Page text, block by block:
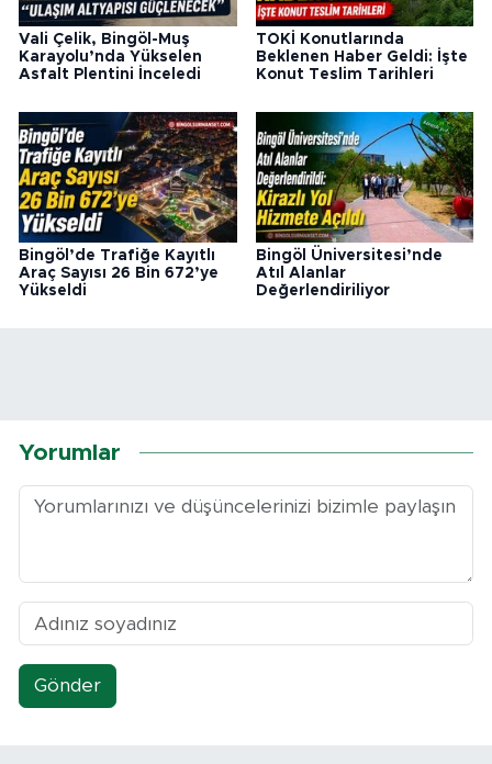
Vali Çelik, Bingöl-Muş
Karayolu’nda Yükselen
Asfalt Plentini İnceledi
TOKİ Konutlarında
Beklenen Haber Geldi: İşte
Konut Teslim Tarihleri
Bingöl’de Trafiğe Kayıtlı
Araç Sayısı 26 Bin 672’ye
Yükseldi
Bingöl Üniversitesi’nde
Atıl Alanlar
Değerlendiriliyor
Yorumlar
Gönder